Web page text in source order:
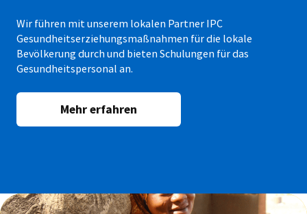
Wir führen mit unserem lokalen Partner IPC
Gesundheitserziehungsmaßnahmen für die lokale
Bevölkerung durch und bieten Schulungen für das
Gesundheitspersonal an.
Mehr erfahren